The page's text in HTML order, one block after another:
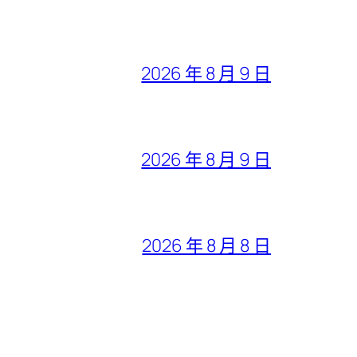
2026 年 8 月 9 日
2026 年 8 月 9 日
2026 年 8 月 8 日